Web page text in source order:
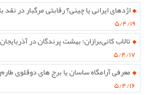
اژدهای ایرانی یا چینی؟ رقابتی مرگبار در نقد
۵/۴/۱۹
تالاب کانی‌برازان؛ بهشت پرندگان در
۵/۴/۱۷
معرفی آرامگاه ساسان یا برج های دوقلوی
۵/۴/۱۶